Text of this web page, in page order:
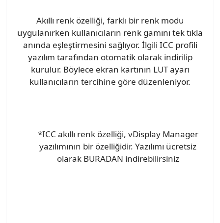
Akıllı renk özelliği, farklı bir renk modu
uygulanırken kullanıcıların renk gamını tek tıkla
anında eşleştirmesini sağlıyor. İlgili ICC profili
yazılım tarafından otomatik olarak indirilip
kurulur. Böylece ekran kartının LUT ayarı
kullanıcıların tercihine göre düzenleniyor.
*ICC akıllı renk özelliği, vDisplay Manager
yazılımının bir özelliğidir. Yazılımı ücretsiz
olarak BURADAN indirebilirsiniz